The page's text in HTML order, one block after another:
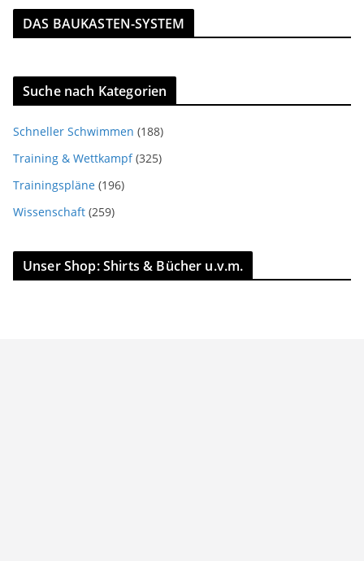
DAS BAUKASTEN-SYSTEM
Suche nach Kategorien
Schneller Schwimmen (188)
Training & Wettkampf(325)
Trainingspläne (196)
Wissenschaft (259)
Unser Shop: Shirts & Bücher u.v.m.